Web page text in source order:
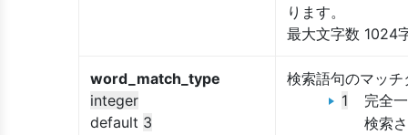
ります。
最大文字数 1024
word_match_type
integer
default 3
検索語句のマッ
1
完全
検索